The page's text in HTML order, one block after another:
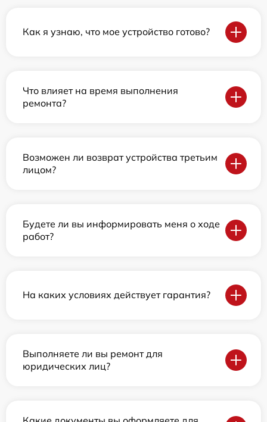
Как я узнаю, что мое устройство готово?
Что влияет на время выполнения
ремонта?
Возможен ли возврат устройства третьим
лицом?
Будете ли вы информировать меня о ходе
работ?
На каких условиях действует гарантия?
Выполняете ли вы ремонт для
юридических лиц?